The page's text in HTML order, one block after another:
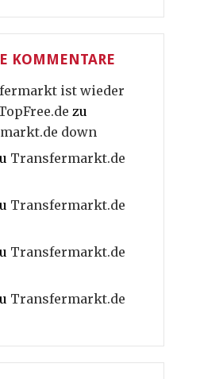
KOMMENTARE
ist wieder
zu
down
Transfermarkt.de
Transfermarkt.de
Transfermarkt.de
Transfermarkt.de